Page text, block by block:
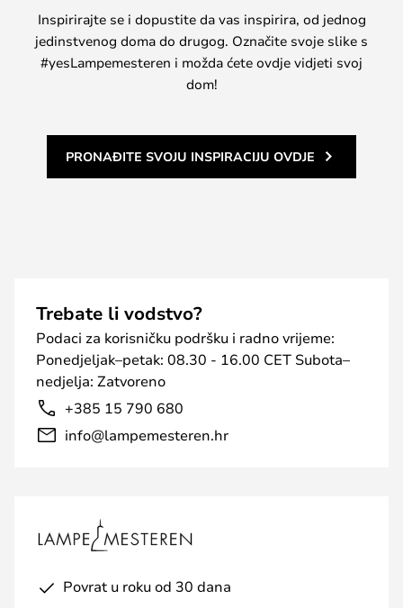
Inspirirajte se i dopustite da vas inspirira, od jednog
jedinstvenog doma do drugog. Označite svoje slike s
#yesLampemesteren i možda ćete ovdje vidjeti svoj
dom!
PRONAĐITE SVOJU INSPIRACIJU OVDJE
Trebate li vodstvo?
Podaci za korisničku podršku i radno vrijeme:
Ponedjeljak–petak: 08.30 - 16.00 CET Subota–
nedjelja: Zatvoreno
+385 15 790 680
info@lampemesteren.hr
Povrat u roku od 30 dana